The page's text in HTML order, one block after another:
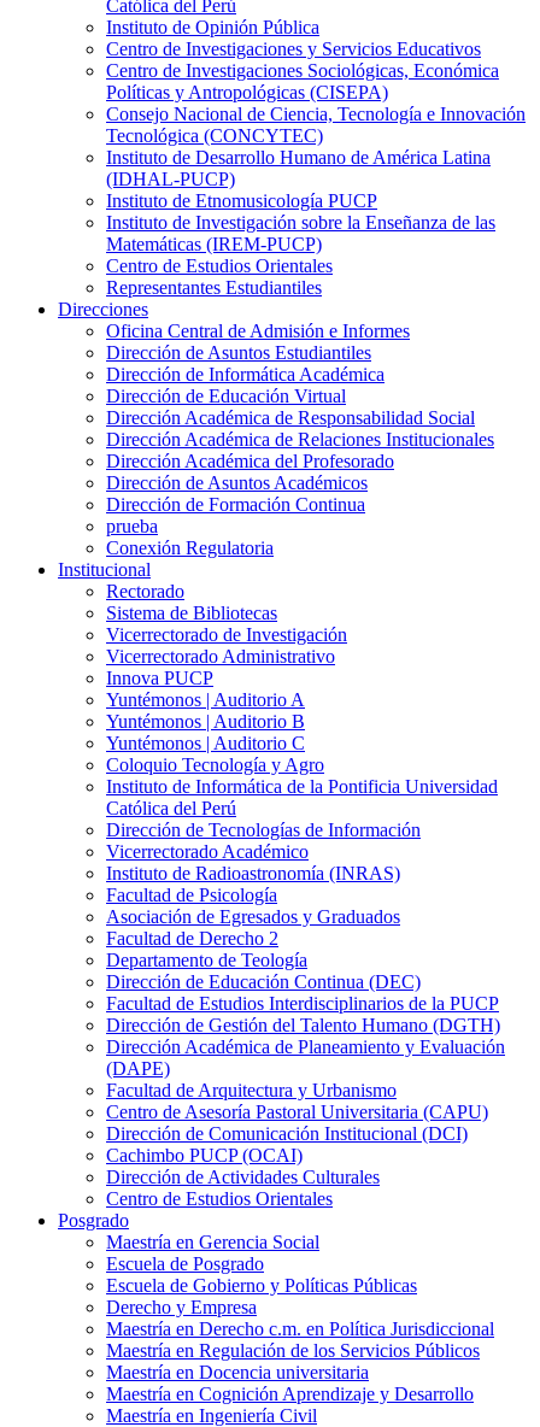
Católica del Perú
Instituto de Opinión Pública
Centro de Investigaciones y Servicios Educativos
Centro de Investigaciones Sociológicas, Económica
Políticas y Antropológicas (CISEPA)
Consejo Nacional de Ciencia, Tecnología e Innovación
Tecnológica (CONCYTEC)
Instituto de Desarrollo Humano de América Latina
(IDHAL-PUCP)
Instituto de Etnomusicología PUCP
Instituto de Investigación sobre la Enseñanza de las
Matemáticas (IREM-PUCP)
Centro de Estudios Orientales
Representantes Estudiantiles
Direcciones
Oficina Central de Admisión e Informes
Dirección de Asuntos Estudiantiles
Dirección de Informática Académica
Dirección de Educación Virtual
Dirección Académica de Responsabilidad Social
Dirección Académica de Relaciones Institucionales
Dirección Académica del Profesorado
Dirección de Asuntos Académicos
Dirección de Formación Continua
prueba
Conexión Regulatoria
Institucional
Rectorado
Sistema de Bibliotecas
Vicerrectorado de Investigación
Vicerrectorado Administrativo
Innova PUCP
Yuntémonos | Auditorio A
Yuntémonos | Auditorio B
Yuntémonos | Auditorio C
Coloquio Tecnología y Agro
Instituto de Informática de la Pontificia Universidad
Católica del Perú
Dirección de Tecnologías de Información
Vicerrectorado Académico
Instituto de Radioastronomía (INRAS)
Facultad de Psicología
Asociación de Egresados y Graduados
Facultad de Derecho 2
Departamento de Teología
Dirección de Educación Continua (DEC)
Facultad de Estudios Interdisciplinarios de la PUCP
Dirección de Gestión del Talento Humano (DGTH)
Dirección Académica de Planeamiento y Evaluación
(DAPE)
Facultad de Arquitectura y Urbanismo
Centro de Asesoría Pastoral Universitaria (CAPU)
Dirección de Comunicación Institucional (DCI)
Cachimbo PUCP (OCAI)
Dirección de Actividades Culturales
Centro de Estudios Orientales
Posgrado
Maestría en Gerencia Social
Escuela de Posgrado
Escuela de Gobierno y Políticas Públicas
Derecho y Empresa
Maestría en Derecho c.m. en Política Jurisdiccional
Maestría en Regulación de los Servicios Públicos
Maestría en Docencia universitaria
Maestría en Cognición Aprendizaje y Desarrollo
Maestría en Ingeniería Civil